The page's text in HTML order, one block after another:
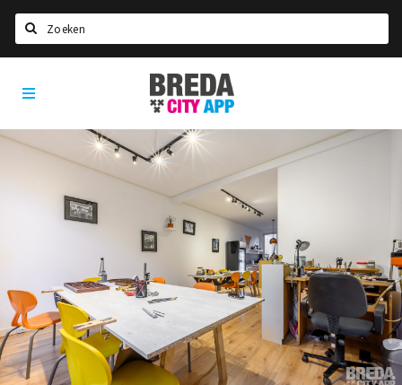
Home
Agenda
Deals
Nieuws, interviews & blogs
Drinken
Slapen
Recreatief
Breda
City
App